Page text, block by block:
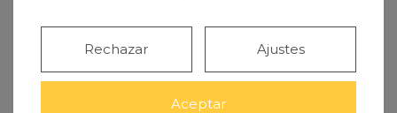
movimientos pueden provocar, así como
irritación y recesión de las encías, provocando
mayor exposición de la dentina y sensibilidad.
Aceptar
Rechazar Ajustes